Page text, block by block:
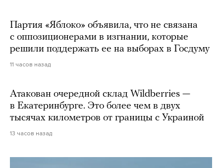
Партия «Яблоко» объявила, что не связана
с оппозиционерами в изгнании, которые
решили поддержать ее на выборах в Госдуму
11 часов назад
Атакован очередной склад Wildberries —
в Екатеринбурге. Это более чем в двух
тысячах километров от границы с Украиной
13 часов назад